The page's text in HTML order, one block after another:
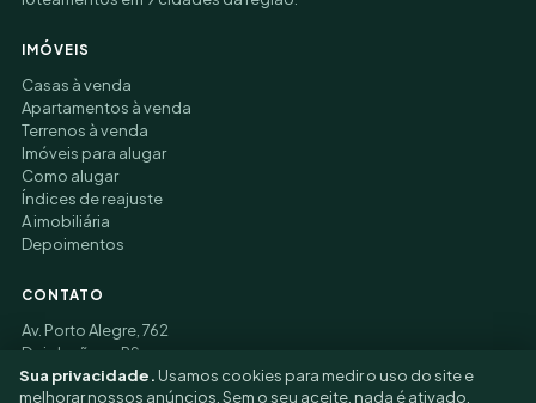
IMÓVEIS
Casas à venda
Apartamentos à venda
Terrenos à venda
Imóveis para alugar
Como alugar
Índices de reajuste
A imobiliária
Depoimentos
CONTATO
Av. Porto Alegre, 762
Dois Irmãos – RS
(51) 3177-9006
Sua privacidade. Usamos cookies para medir o uso do site e
melhorar nossos anúncios. Sem o seu aceite, nada é ativado.